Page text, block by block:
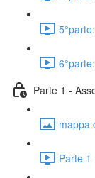
Parte 1 -
mappa
Parte 1